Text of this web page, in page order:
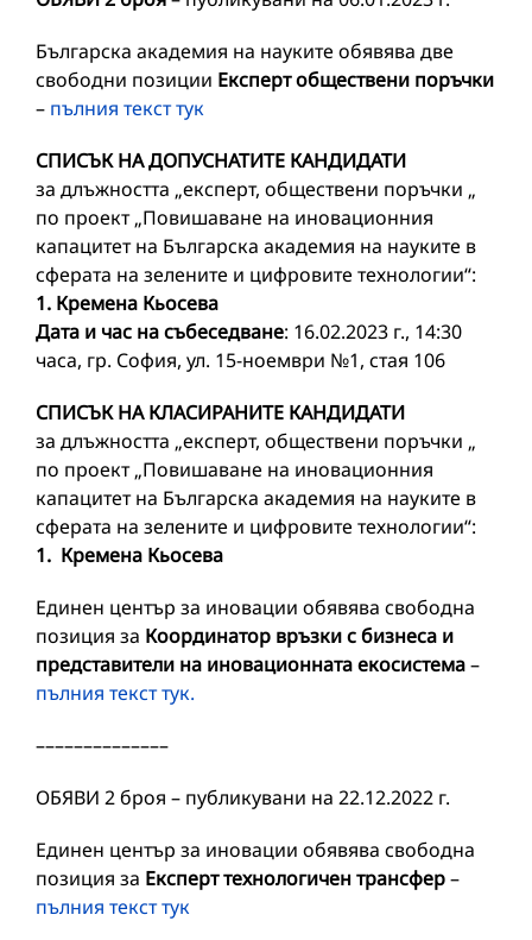
Българска академия на науките обявява две
свободни позиции Експерт обществени поръчки
– пълния текст тук
СПИСЪК НА ДОПУСНАТИТЕ КАНДИДАТИ
за длъжността „експерт, обществени поръчки „
по проект „Повишаване на иновационния
капацитет на Българска академия на науките в
сферата на зелените и цифровите технологии“:
1. Кремена Кьосева
Дата и час на събеседване: 16.02.2023 г., 14:30
часа, гр. София, ул. 15-ноември №1, стая 106
СПИСЪК НА КЛАСИРАНИТЕ КАНДИДАТИ
за длъжността „експерт, обществени поръчки „
по проект „Повишаване на иновационния
капацитет на Българска академия на науките в
сферата на зелените и цифровите технологии“:
1. Кремена Кьосева
Единен център за иновации обявява свободна
позиция за Координатор връзки с бизнеса и
представители на иновационната екосистема–
пълния текст тук.
––––––––––––––
ОБЯВИ 2 броя – публикувани на 22.12.2022 г.
Единен център за иновации обявява свободна
позиция за Експерт технологичен трансфер–
пълния текст тук